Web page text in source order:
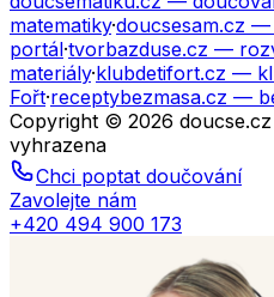
matematiky·doucsesam.cz —
portál·tvorbazduse.cz —
materiály·klubdetifort.cz —
Fořt·receptybezmasa.cz —
Copyright © 2026 doucse.cz
vyhrazena
Chci poptat doučování
Zavolejte nám
+420 494 900 173